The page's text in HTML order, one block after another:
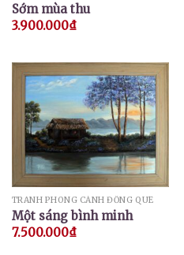
Sớm mùa thu
3.900.000₫
TRANH PHONG CẢNH ĐỒNG QUÊ
Một sáng bình minh
7.500.000₫